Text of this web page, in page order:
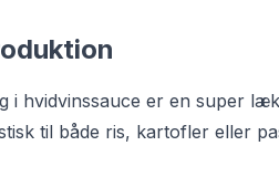
i hvidvinssauce er en super
til både ris, kartofler eller